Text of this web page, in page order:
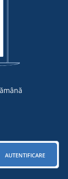
AUTENTIFICARE